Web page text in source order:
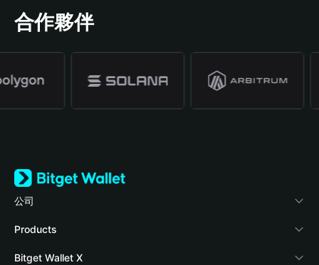
合作夥伴
公司
關於 Bitget Wallet
部落格
Products
Crypto Card
Bitget Wallet X